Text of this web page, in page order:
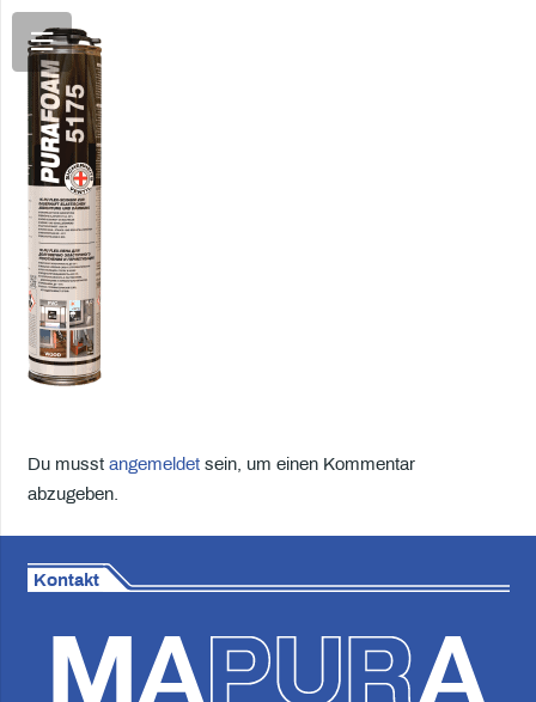
Du musst angemeldetsein, um einen Kommentar
abzugeben.
Kontakt